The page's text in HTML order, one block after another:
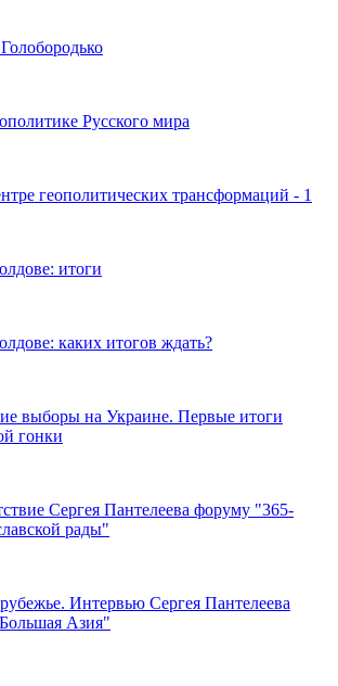
Русского мира
геополитических трансформаций - 1
итоги
каких итогов ждать?
выборы на Украине. Первые итоги
гонки
Сергея Пантелеева форуму "365-
рады"
Интервью Сергея Пантелеева
Азия"